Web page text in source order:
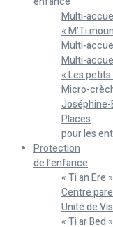
Multi-
« M’Ti
Multi-
Multi-
« Les
Micro-
Joséphine-
Places
pour les
Protection
de l’enfance
« Ti an Ere »
Centre
Unité de
« Ti ar Bed »